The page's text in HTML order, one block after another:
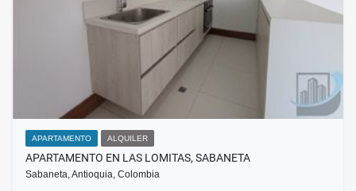
APARTAMENTO ALQUILER
APARTAMENTO EN LAS LOMITAS, SABANETA
Sabaneta, Antioquia, Colombia